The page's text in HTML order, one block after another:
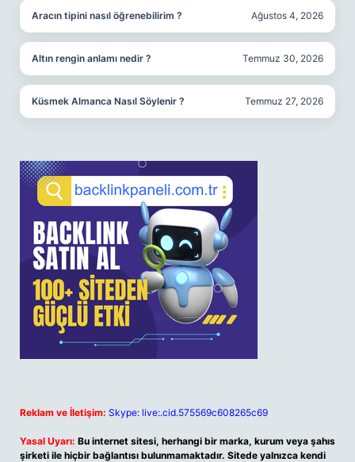
Aracın tipini nasıl öğrenebilirim ? Ağustos 4, 2026
Altın rengin anlamı nedir ? Temmuz 30, 2026
Küsmek Almanca Nasıl Söylenir ? Temmuz 27, 2026
Reklam ve İletişim: Skype: live:.cid.575569c608265c69
Yasal Uyarı: Bu internet sitesi, herhangi bir marka, kurum veya şahıs
şirketi ile hiçbir bağlantısı bulunmamaktadır. Sitede yalnızca kendi